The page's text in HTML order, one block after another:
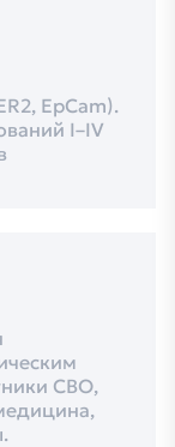
EpCam).
I–IV
СВО,